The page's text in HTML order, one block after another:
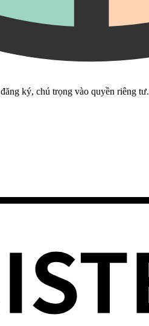
ký, chú trọng vào quyền riêng tư.